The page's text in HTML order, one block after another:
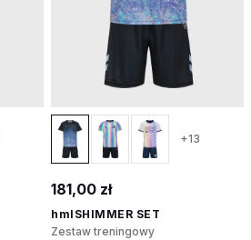
+13
181,00 zł
hmlSHIMMER SET
Zestaw treningowy